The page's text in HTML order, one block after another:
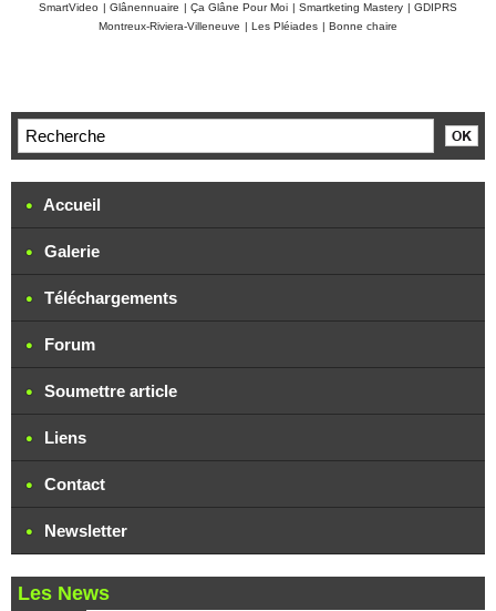
SmartVideo | Glânennuaire | Ça Glâne Pour Moi | Smartketing Mastery | GDIPRS
Montreux-Riviera-Villeneuve | Les Pléiades | Bonne chaire
Accueil
Galerie
Téléchargements
Forum
Soumettre article
Liens
Contact
Newsletter
Les News